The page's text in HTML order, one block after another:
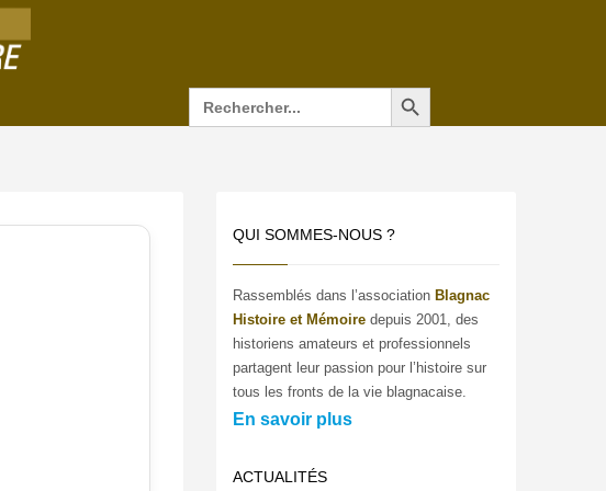
Search
for:
Search Button
QUI SOMMES-NOUS ?
Rassemblés dans l’association Blagnac
Histoire et Mémoire depuis 2001, des
historiens amateurs et professionnels
partagent leur passion pour l’histoire sur
tous les fronts de la vie blagnacaise.
En savoir plus
ACTUALITÉS